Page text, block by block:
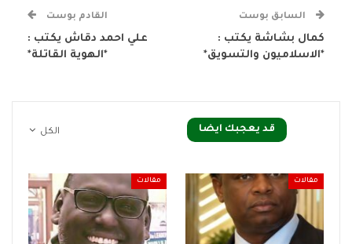
السابق بوست
كمال بشاشة يكتب :
*الاسلاميون والتسويق*
القادم بوست
علي احمد دقاش يكتب :
*الهوية القاتلة*
الكل قد يعجبك ايضا
مقالات مقالات